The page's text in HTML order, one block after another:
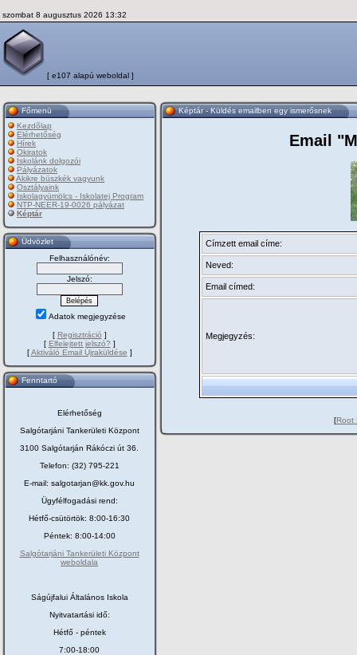
szombat 8 augusztus 2026 13:32
[ e107 alapú weboldal ]
Főmenü
Kezdõlap
Elérhetőség
Hírek
Okiratok
Iskolánk dolgozói
Pályázatok
Akikre büszkék vagyunk
Osztályaink
Iskolagyümölcs - Iskolatej Program
NTP-NEER-19-0026 pályázat
Képtár
Üdvözlet
Felhasználónév:
Jelszó:
Adatok megjegyzése
[ Regisztráció ]
[ Elfelejtett jelszó? ]
[Aktiváló Email Újraküldése ]
Fenntartó
Elérhetőség
Salgótarjáni Tankerületi Központ
3100 Salgótarján Rákóczi út 36.
Telefon: (32) 795-221
E-mail: salgotarjan@kk.gov.hu
Ügyfélfogadási rend:
Hétfő-csütörtök: 8:00-16:30
Péntek: 8:00-14:00
Salgótarjáni Tankerületi Központ
weboldala
Ságújfalui Általános Iskola
Nyitvatartási idő:
Hétfő - péntek
7:00-18:00
Képtár - Küldés emailben egy ismerősnek
Email
Címzett email címe:
Neved:
Email címed:
Megjegyzés:
[Root